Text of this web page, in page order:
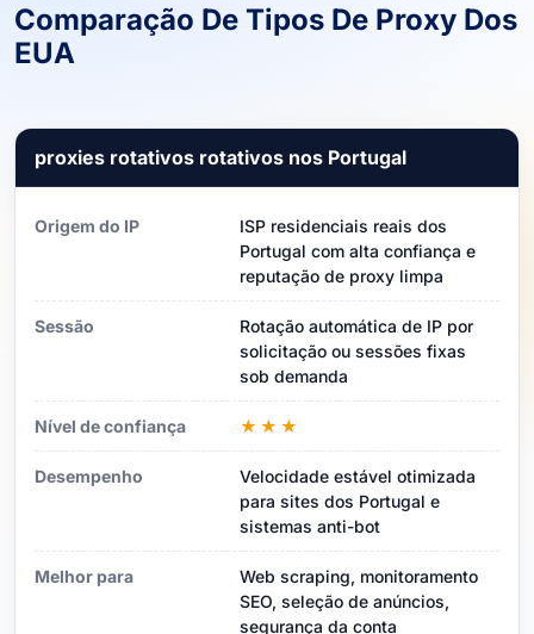
Comparação De Tipos De Proxy Dos
EUA
proxies rotativos rotativos nos Portugal
Origem do IP
ISP residenciais reais dos
Portugal com alta confiança e
reputação de proxy limpa
Sessão
Rotação automática de IP por
solicitação ou sessões fixas
sob demanda
Nível de confiança ★★★
Desempenho
Velocidade estável otimizada
para sites dos Portugal e
sistemas anti-bot
Melhor para
Web scraping, monitoramento
SEO, seleção de anúncios,
segurança da conta